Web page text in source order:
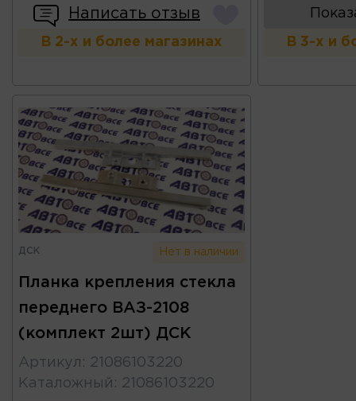
Написать отзыв
В 2-х и более магазинах В 3-х и
ДСК Нет в наличии
Планка крепления стекла
переднего ВАЗ-2108
(комплект 2шт) ДСК
Артикул : 21086103220
Каталожный : 21086103220